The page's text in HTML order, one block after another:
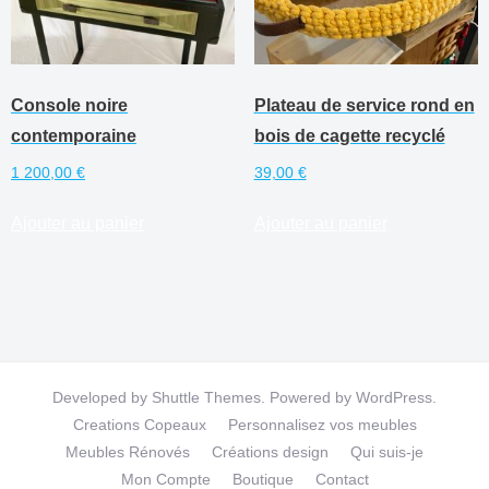
choisies
sur
Console noire
contemporaine
1 200,00 €
Plateau de service rond en
bois de cagette recyclé
39,00 €
Developed by Shuttle Themes . Powered by WordPress
Creations Copeaux
Personnalisez vos meubles
Meubles Rénovés
Créations design
Qui suis-je
Mon Compte
Boutique Contact